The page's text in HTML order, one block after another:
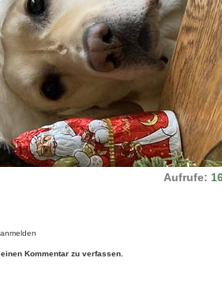
Aufrufe:
Kommentar zu verfassen.